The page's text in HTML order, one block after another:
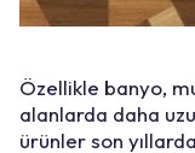
Özellikle banyo,
alanlarda daha
ürünler son